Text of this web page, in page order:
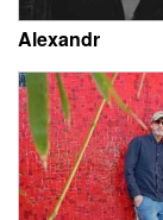
Alexandr